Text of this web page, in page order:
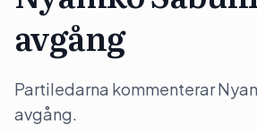
avgång
Partiledarna kommenterar
avgång.